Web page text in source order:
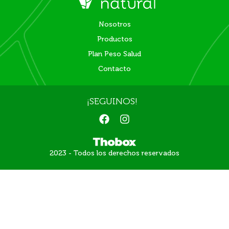
Nosotros
Productos
Plan Peso Salud
Contacto
¡SEGUINOS!
F
c
e
b
o
I
s
t
a
g
2023 - Todos los derechos reservados